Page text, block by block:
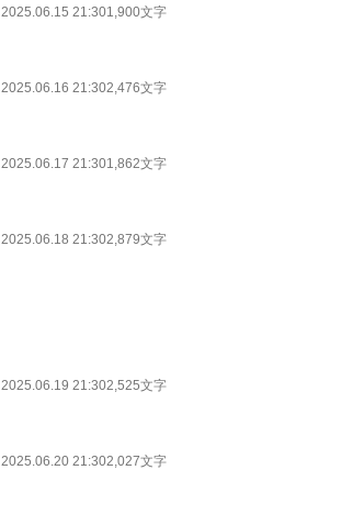
2025.06.15 21:301,900文字
2025.06.16 21:302,476文字
2025.06.17 21:301,862文字
2025.06.18 21:302,879文字
2025.06.19 21:302,525文字
2025.06.20 21:302,027文字